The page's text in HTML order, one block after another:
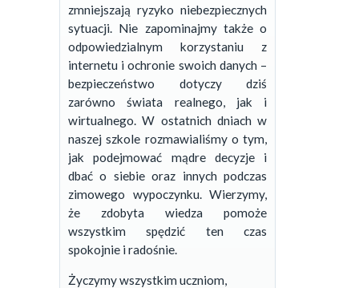
zmniejszają ryzyko niebezpiecznych
sytuacji. Nie zapominajmy także o
odpowiedzialnym korzystaniu z
internetu i ochronie swoich danych –
bezpieczeństwo dotyczy dziś
zarówno świata realnego, jak i
wirtualnego. W ostatnich dniach w
naszej szkole rozmawialiśmy o tym,
jak podejmować mądre decyzje i
dbać o siebie oraz innych podczas
zimowego wypoczynku. Wierzymy,
że zdobyta wiedza pomoże
wszystkim spędzić ten czas
spokojnie i radośnie.
Życzymy wszystkim uczniom,